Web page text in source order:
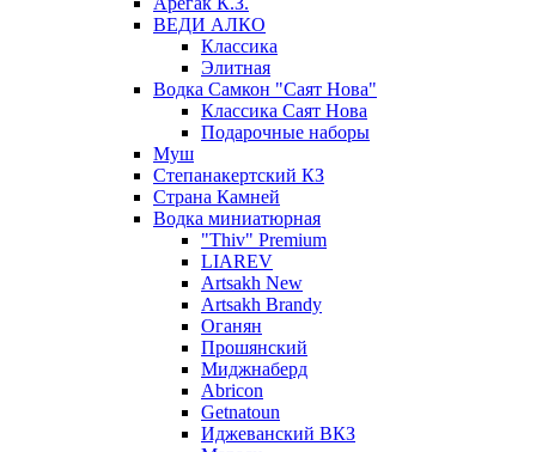
ВЕДИ АЛКО
Классика
Элитная
Водка Самкон "Саят Нова"
Классика Саят Нова
Подарочные наборы
Муш
Степанакертский КЗ
Страна Камней
Водка миниатюрная
"Thiv" Premium
LIAREV
Artsakh New
Artsakh Brandy
Оганян
Прошянский
Миджнаберд
Abricon
Getnatoun
Иджеванский ВКЗ